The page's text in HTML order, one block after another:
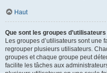
Haut
Que sont les groupes d’utilisateurs
Les groupes d’utilisateurs sont une
regrouper plusieurs utilisateurs.
groupes et chaque groupe peut
facilite les tâches aux